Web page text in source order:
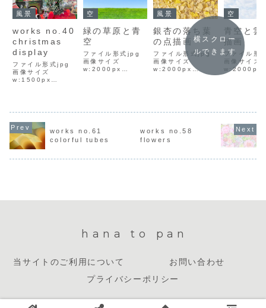
風景
works no.40
christmas
display
ファイル形式jpg
画像サイズ
w:1500px
けて画像を保存」
を選択し、保存先
を選んでダウンロ
ードしてくださ
空
緑の草原と青
空
ファイル形式jpg
画像サイズ
w:2000px
存先を選んでダウ
ンロードしてくだ
風景
銀杏の落ち葉
の点描画
ファイル形式jpg
画像サイズ
w:2000px
h:1334pxファイ
存先を選んでダウ
ンロードしてくだ
空
青空と雲
描画
ファイル形
画像サイズ
w:2000px
を選択し、
を選んでダ
ードしてく
い。
横スクロー
ルできます
works no.61
colorful tubes
works no.58
flowers
hana to pan
当サイトのご利用について
お問い合わせ
プライバシーポリシー